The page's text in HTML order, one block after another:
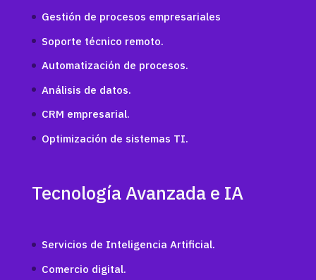
Gestión de procesos empresariales
Soporte técnico remoto.
Automatización de procesos.
Análisis de datos.
CRM empresarial.
Optimización de sistemas TI.
Tecnología Avanzada e IA
Servicios de Inteligencia Artificial.
Comercio digital.